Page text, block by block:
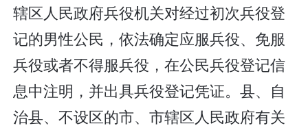
辖区人民政府兵役机关对经过初次兵役登
记的男性公民，依法确定应服兵役、免服
兵役或者不得服兵役，在公民兵役登记信
息中注明，并出具兵役登记凭证。县、自
治县、不设区的市、市辖区人民政府有关